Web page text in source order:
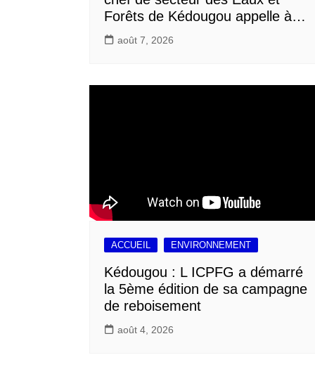
Forêts de Kédougou appelle à…
août 7, 2026
ACCUEIL ENVIRONNEMENT
Kédougou : L ICPFG a démarré
la 5ème édition de sa campagne
de reboisement
août 4, 2026